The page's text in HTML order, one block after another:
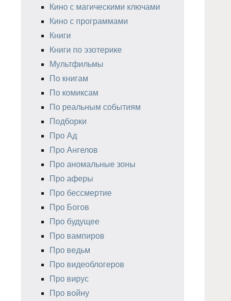
Кино с магическими ключами
Кино с программами
Книги
Книги по эзотерике
Мультфильмы
По книгам
По комиксам
По реальным событиям
Подборки
Про Ад
Про Ангелов
Про аномальные зоны
Про аферы
Про бессмертие
Про Богов
Про будущее
Про вампиров
Про ведьм
Про видеоблогеров
Про вирус
Про войну